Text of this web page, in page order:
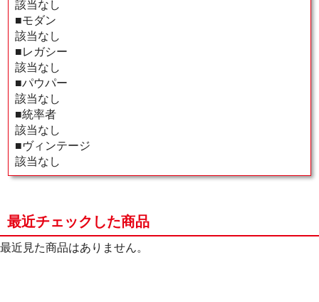
該当なし
■モダン
該当なし
■レガシー
該当なし
■パウパー
該当なし
■統率者
該当なし
■ヴィンテージ
該当なし
最近チェックした商品
最近見た商品はありません。